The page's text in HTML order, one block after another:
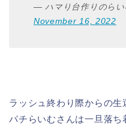
— ハマり台作りのら
November 16, 2022
ラッシュ終わり際からの生
パチらいむさんは一旦落ち